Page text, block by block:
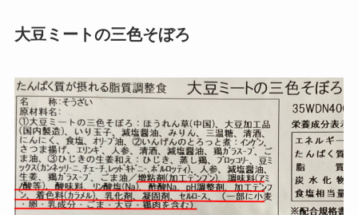
大豆ミートの三色そぼろ